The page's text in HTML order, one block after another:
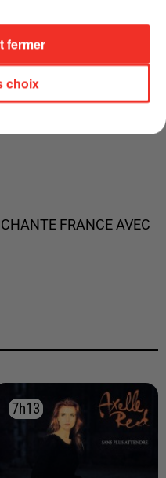
FRANCE AVEC
7h13
7h13
choix
fermer